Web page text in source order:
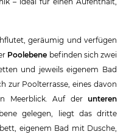
geräumig und verfügen
Poolebene befinden sich zwei
und jeweils eigenem Bad
zur Poolterrasse, eines davon
Meerblick. Auf der unteren
gelegen, liegt das dritte
eigenem Bad mit Dusche,